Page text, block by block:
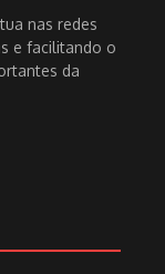
nas redes
e facilitando o
da